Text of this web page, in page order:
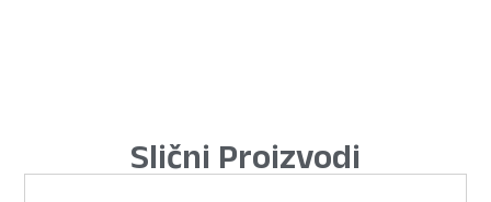
Slični Proizvodi